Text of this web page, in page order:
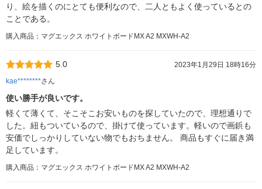
り、絵を描くのにとても便利なので、二人ともよく使っているとの
ことである。
購入商品：マグエックス ホワイトボードMX A2 MXWH-A2
5.0
2023年1月29日 18時16分
kae********さん
使い勝手が良いです。
軽くて薄くて、そこそこお安いものを探していたので、理想通りで
した。紐もついているので、掛けて使っています。軽いので画鋲も
安価でしっかりしていない物でもおちません。 商品もすぐに届き満
足しています。
購入商品：マグエックス ホワイトボードMX A2 MXWH-A2